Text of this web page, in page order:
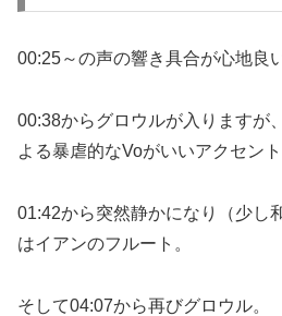
00:25～の声の響き具合が心地良
00:38からグロウルが入りますが
よる暴虐的なVoがいいアクセン
01:42から突然静かになり（少し
はイアンのフルート。
そして04:07から再びグロウル。